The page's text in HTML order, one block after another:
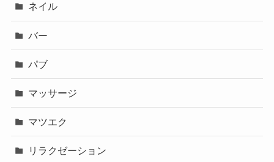
ネイル
バー
パブ
マッサージ
マツエク
リラクゼーション